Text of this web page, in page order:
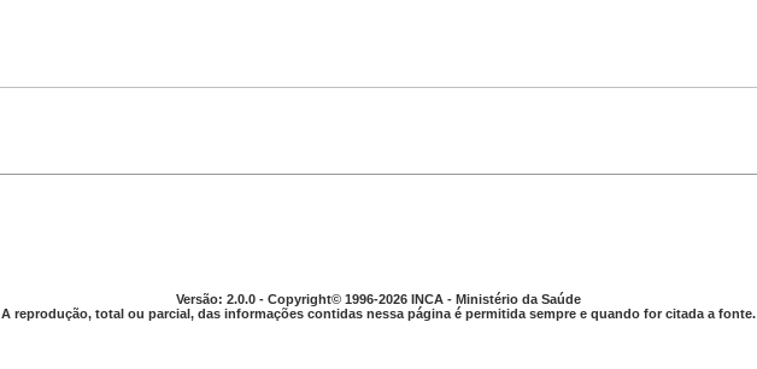
Versão: 2.0.0 - Copyright© 1996-2026 INCA - Ministério da Saúde
A reprodução, total ou parcial, das informações contidas nessa página é permitida sempre e quando for citada a fonte.